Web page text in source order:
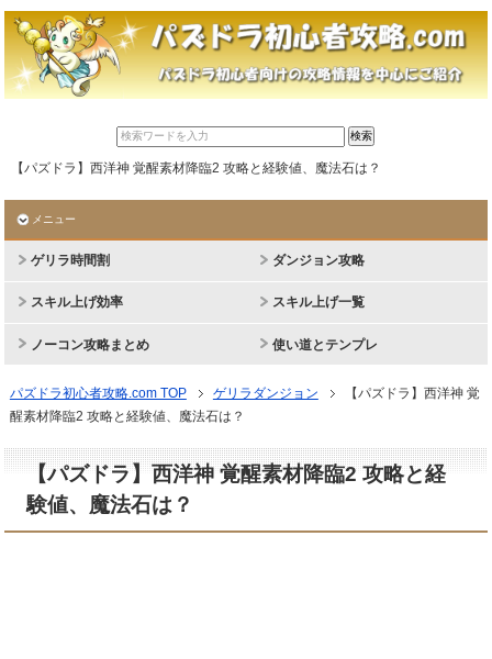
【パズドラ】西洋神 覚醒素材降臨2 攻略と経験値、魔法石は？
メニュー
ゲリラ時間割 ダンジョン攻略
スキル上げ効率 スキル上げ一覧
ノーコン攻略まとめ 使い道とテンプレ
パズドラ初心者攻略.com TOP ゲリラダンジョン
【パズドラ】西洋神 覚
醒素材降臨2 攻略と経験値、魔法石は？
【パズドラ】西洋神 覚醒素材降臨2 攻略と経
験値、魔法石は？